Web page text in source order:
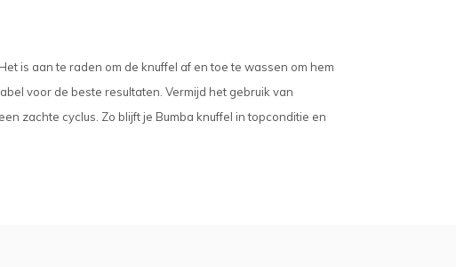
is aan te raden om de knuffel af en toe te wassen om hem
voor de beste resultaten. Vermijd het gebruik van
zachte cyclus. Zo blijft je Bumba knuffel in topconditie en